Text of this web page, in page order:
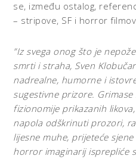
se, između ostalog,
– stripove, SF i horror
”Iz svega onog što je
smrti i straha, Sven
nadrealne, humorne i
sugestivne prizore.
fizionomije prikazanih
napola odškrinuti prozori,
lijesne muhe, prijeteće
horror imaginarij isprepliće